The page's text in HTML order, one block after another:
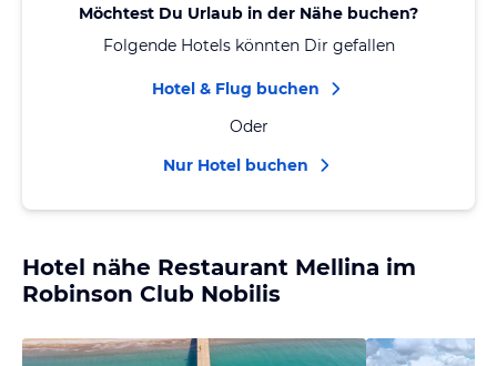
Möchtest Du Urlaub in der Nähe buchen?
Folgende Hotels könnten Dir gefallen
Hotel & Flug buchen
Oder
Nur Hotel buchen
Hotel nähe Restaurant Mellina im
Robinson Club Nobilis